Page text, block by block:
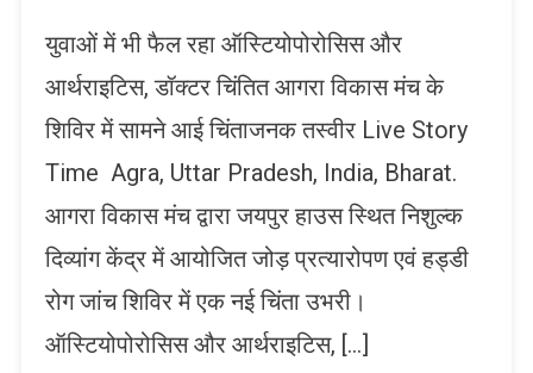
युवाओं में भी फैल रहा ऑस्टियोपोरोसिस और
आर्थराइटिस, डॉक्टर चिंतित आगरा विकास मंच के
शिविर में सामने आई चिंताजनक तस्वीर Live Story
Time Agra, Uttar Pradesh, India, Bharat.
आगरा विकास मंच द्वारा जयपुर हाउस स्थित निशुल्क
दिव्यांग केंद्र में आयोजित जोड़ प्रत्यारोपण एवं हड्डी
रोग जांच शिविर में एक नई चिंता उभरी।
ऑस्टियोपोरोसिस और आर्थराइटिस, […]